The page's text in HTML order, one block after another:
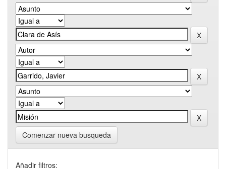
Comenzar nueva busqueda
Añadir filtros: